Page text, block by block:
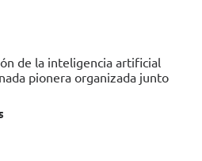
de la inteligencia artificial
pionera organizada junto